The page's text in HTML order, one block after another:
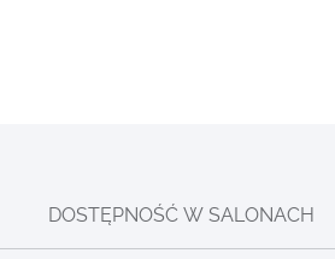
DOSTĘPNOŚĆ W SALONACH